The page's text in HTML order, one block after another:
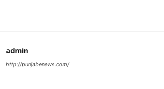
admin
http://punjabenews.com/